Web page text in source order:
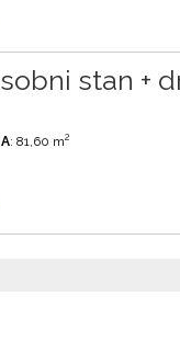
stan +
: 81,60 m2